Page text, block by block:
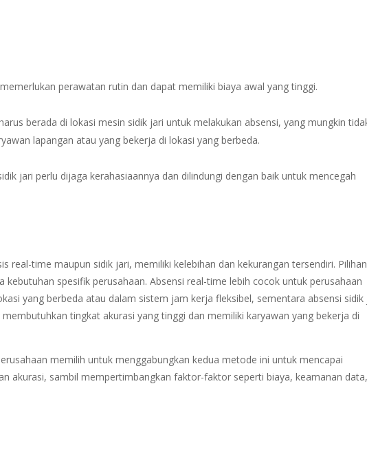
perawatan rutin dan dapat memiliki biaya awal yang tinggi.
berada di lokasi mesin sidik jari untuk melakukan absensi, yang mungkin
lapangan atau yang bekerja di lokasi yang berbeda.
jari perlu dijaga kerahasiaannya dan dilindungi dengan baik untuk mencegah
real-time maupun sidik jari, memiliki kelebihan dan kekurangan tersendiri. Pilihan
spesifik perusahaan. Absensi real-time lebih cocok untuk perusahaan
yang berbeda atau dalam sistem jam kerja fleksibel, sementara absensi sidik
tingkat akurasi yang tinggi dan memiliki karyawan yang bekerja di
memilih untuk menggabungkan kedua metode ini untuk mencapai
akurasi, sambil mempertimbangkan faktor-faktor seperti biaya, keamanan